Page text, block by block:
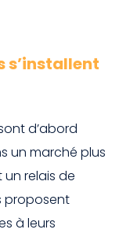
s’installent
d’abord
un marché plus
relais de
proposent
à leurs